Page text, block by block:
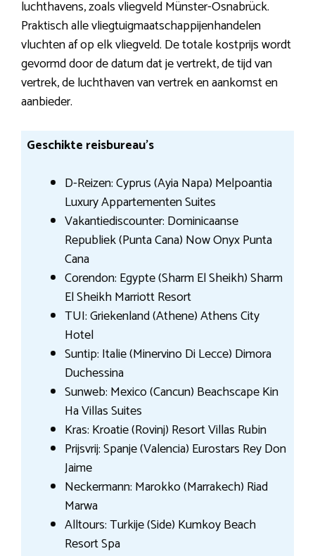
luchthavens, zoals vliegveld Münster-Osnabrück.
Praktisch alle vliegtuigmaatschappijenhandelen
vluchten af op elk vliegveld. De totale kostprijs wordt
gevormd door de datum dat je vertrekt, de tijd van
vertrek, de luchthaven van vertrek en aankomst en
aanbieder.
Geschikte reisbureau’s
D-Reizen: Cyprus (Ayia Napa) Melpoantia
Luxury Appartementen Suites
Vakantiediscounter: Dominicaanse
Republiek (Punta Cana) Now Onyx Punta
Cana
Corendon: Egypte (Sharm El Sheikh) Sharm
El Sheikh Marriott Resort
TUI: Griekenland (Athene) Athens City
Hotel
Suntip: Italie (Minervino Di Lecce) Dimora
Duchessina
Sunweb: Mexico (Cancun) Beachscape Kin
Ha Villas Suites
Kras: Kroatie (Rovinj) Resort Villas Rubin
Prijsvrij: Spanje (Valencia) Eurostars Rey Don
Jaime
Neckermann: Marokko (Marrakech) Riad
Marwa
Alltours: Turkije (Side) Kumkoy Beach
Resort Spa